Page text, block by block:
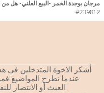
مرجان بوجدة الخمر -البيع العلني- هل من
#239812
أشكر الاخوة المتدخلين في هدا الموضوع.ولدي بعض الملاحظات.
العبث أو الانتصار